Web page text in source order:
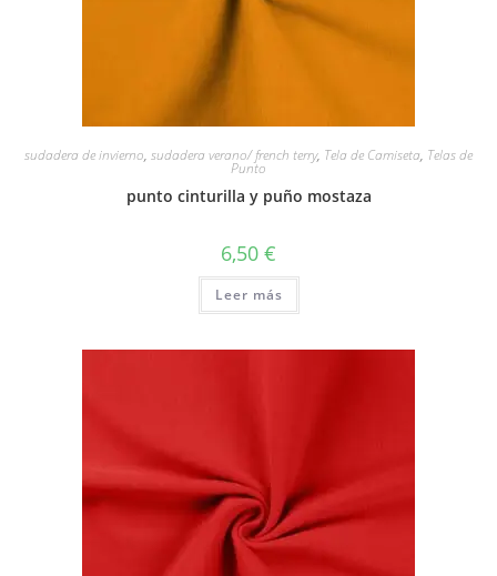
sudadera de invierno, sudadera verano/ french terry, Tela de Camiseta, Telas de
Punto
punto cinturilla y puño mostaza
6,50 €
Leer más